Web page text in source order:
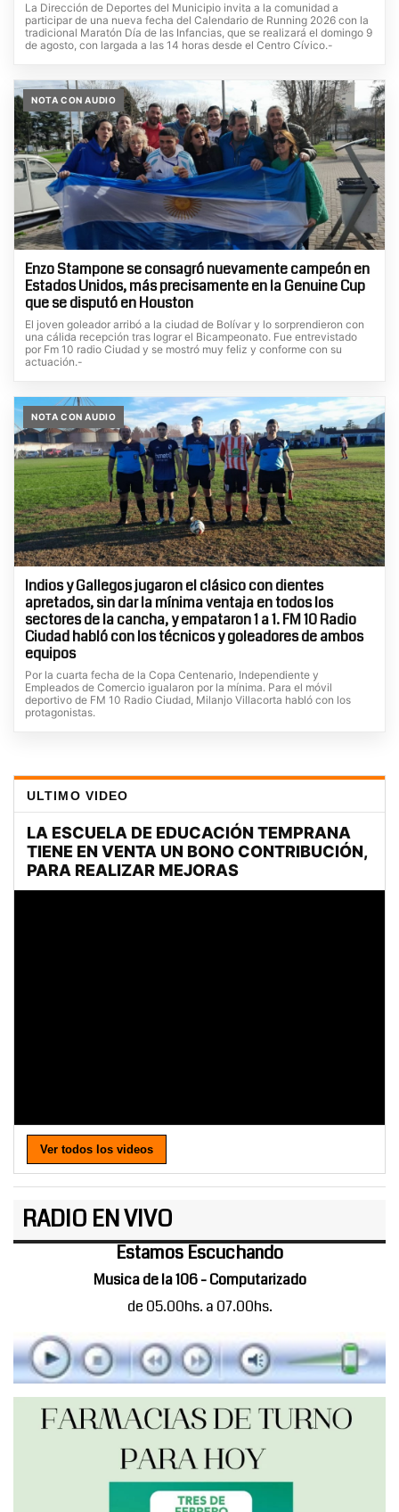
La Dirección de Deportes del Municipio invita a la comunidad a
participar de una nueva fecha del Calendario de Running 2026 con la
tradicional Maratón Día de las Infancias, que se realizará el domingo 9
de agosto, con largada a las 14 horas desde el Centro Cívico.-
NOTA CON AUDIO
Enzo Stampone se consagró nuevamente campeón en
Estados Unidos, más precisamente en la Genuine Cup
que se disputó en Houston
El joven goleador arribó a la ciudad de Bolívar y lo sorprendieron con
una cálida recepción tras lograr el Bicampeonato. Fue entrevistado
por Fm 10 radio Ciudad y se mostró muy feliz y conforme con su
actuación.-
NOTA CON AUDIO
Indios y Gallegos jugaron el clásico con dientes
apretados, sin dar la mínima ventaja en todos los
sectores de la cancha, y empataron 1 a 1. FM 10 Radio
Ciudad habló con los técnicos y goleadores de ambos
equipos
Por la cuarta fecha de la Copa Centenario, Independiente y
Empleados de Comercio igualaron por la mínima. Para el móvil
deportivo de FM 10 Radio Ciudad, Milanjo Villacorta habló con los
protagonistas.
ULTIMO VIDEO
Ver todos los videos
RADIO EN VIVO
Estamos Escuchando
Musica de la 106 - Computarizado
de 05.00hs. a 07.00hs.